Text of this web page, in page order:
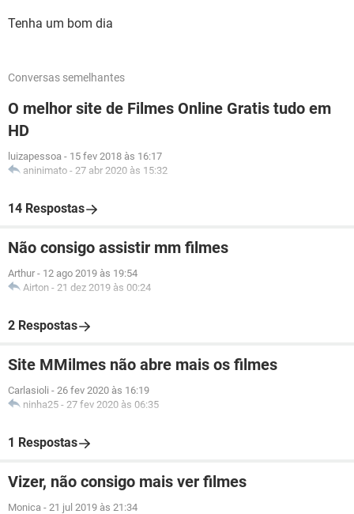
Tenha um bom dia
Conversas semelhantes
O melhor site de Filmes Online Gratis tudo em
HD
luizapessoa - 15 fev 2018 às 16:17
aninimato - 27 abr 2020 às 15:32
14 Respostas
Não consigo assistir mm filmes
Arthur - 12 ago 2019 às 19:54
Airton - 21 dez 2019 às 00:24
2 Respostas
Site MMilmes não abre mais os filmes
Carlasioli - 26 fev 2020 às 16:19
ninha25 - 27 fev 2020 às 06:35
1 Respostas
Vizer, não consigo mais ver filmes
Monica - 21 jul 2019 às 21:34